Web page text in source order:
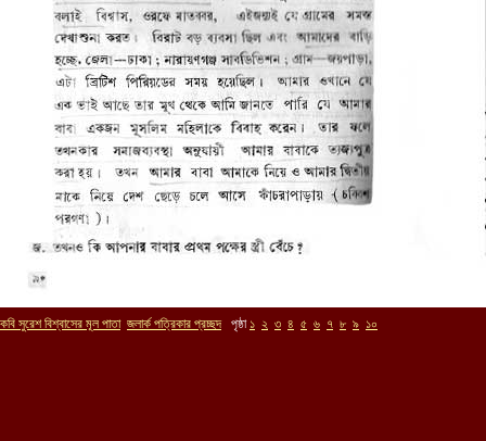
কবি সুরেশ বিশ্বাসের মূল পাতা জলার্ক পত্রিকার প্রচ্ছদপৃষ্ঠা ১ ২ ৩ ৪ ৫ ৬ ৭ ৮ ৯ ১০